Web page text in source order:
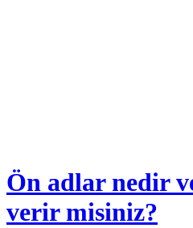
Ön adlar nedir
verir misiniz?